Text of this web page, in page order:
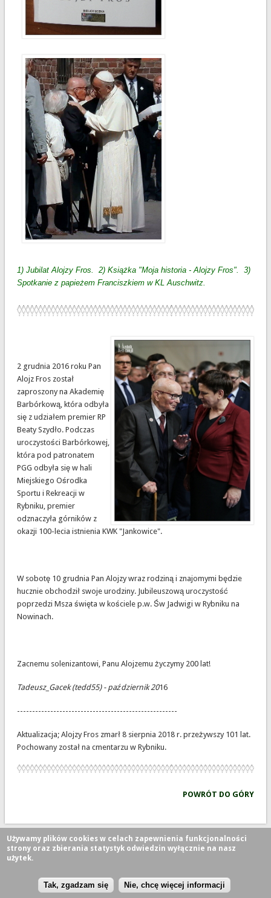
1) Jubilat Alojzy Fros. 2) Książka "Moja historia - Alojzy Fros". 3)
Spotkanie z papieżem Franciszkiem w KL Auschwitz.
2 grudnia 2016 roku Pan
Alojz Fros został
zaproszony na Akademię
Barbórkową, która odbyła
się z udziałem premier RP
Beaty Szydło. Podczas
uroczystości Barbórkowej,
która pod patronatem
PGG odbyła się w hali
Miejskiego Ośrodka
Sportu i Rekreacji w
Rybniku, premier
odznaczyła górników z
okazji 100-lecia istnienia KWK "Jankowice".
W sobotę 10 grudnia Pan Alojzy wraz rodziną i znajomymi będzie
hucznie obchodził swoje urodziny. Jubileuszową uroczystość
poprzedzi Msza święta w kościele p.w. Św Jadwigi w Rybniku na
Nowinach.
Zacnemu solenizantowi, Panu Alojzemu życzymy 200 lat!
Tadeusz_Gacek (tedd55) - październik 2016
-----------------------------------------------------
Aktualizacja; Alojzy Fros zmarł 8 sierpnia 2018 r. przeżywszy 101 lat.
Pochowany został na cmentarzu w Rybniku.
POWRÓT DO GÓRY
Theme Originally Created byDevsaran
Używamy plików cookies w celach zapewnienia funkcjonalności
strony oraz zbierania statystyk odwiedzin wyłącznie na nasz
użytek.
Tak, zgadzam się Nie, chcę więcej informacji